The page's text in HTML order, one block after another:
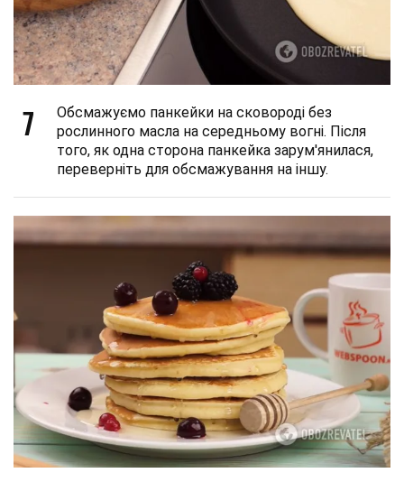
7
Обсмажуємо панкейки на сковороді без
рослинного масла на середньому вогні. Після
того, як одна сторона панкейка зарум'янилася,
переверніть для обсмажування на іншу.